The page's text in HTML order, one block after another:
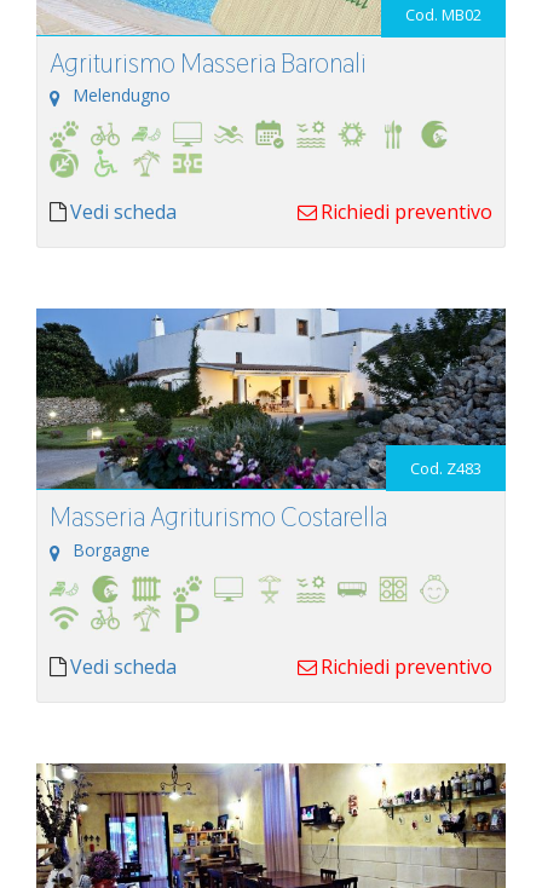
Cod. MB02
Agriturismo Masseria Baronali
Melendugno
Vedi scheda Richiedi preventivo
Cod. Z483
Masseria Agriturismo Costarella
Borgagne
Vedi scheda Richiedi preventivo